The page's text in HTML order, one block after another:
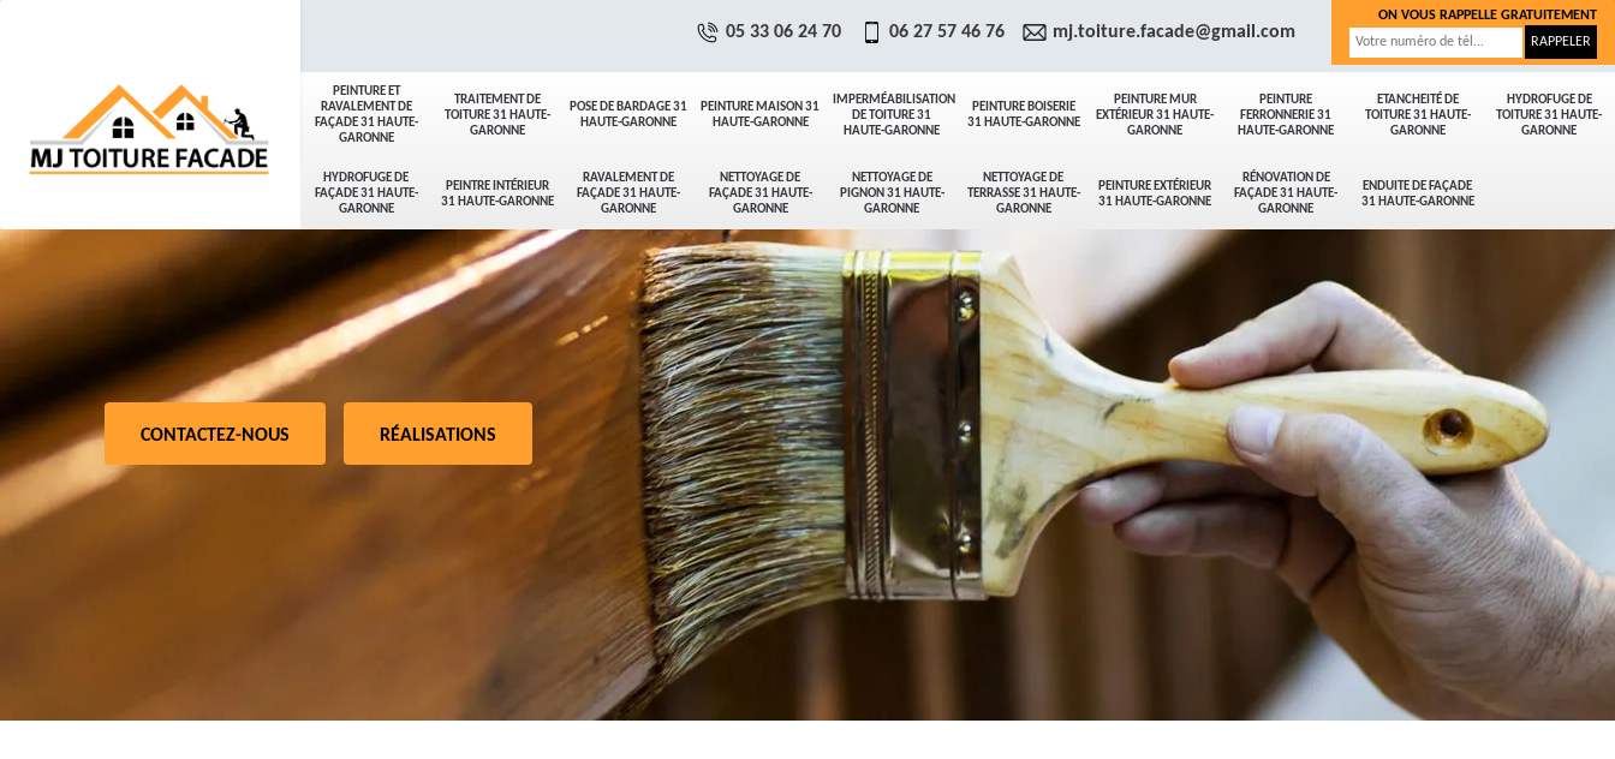
PEINTURE ET
RAVALEMENT DE
FAÇADE 31 HAUTE-
GARONNE
TRAITEMENT DE
TOITURE 31 HAUTE-
GARONNE
POSE DE BARDAGE 31
HAUTE-GARONNE
PEINTURE MAISON 31
HAUTE-GARONNE
IMPERMÉABILISATION
DE TOITURE 31
HAUTE-GARONNE
PEINTURE BOISERIE
31 HAUTE-GARONNE
PEINTURE MUR
EXTÉRIEUR 31 HAUTE-
GARONNE
PEINTURE
FERRONNERIE 31
HAUTE-GARONNE
ETANCHEITÉ DE
TOITURE 31 HAUTE-
GARONNE
HYDROFUGE DE
TOITURE 31 HAUTE-
GARONNE
HYDROFUGE DE
FAÇADE 31 HAUTE-
GARONNE
PEINTRE INTÉRIEUR
31 HAUTE-GARONNE
RAVALEMENT DE
FAÇADE 31 HAUTE-
GARONNE
NETTOYAGE DE
FAÇADE 31 HAUTE-
GARONNE
NETTOYAGE DE
PIGNON 31 HAUTE-
GARONNE
NETTOYAGE DE
TERRASSE 31 HAUTE-
GARONNE
PEINTURE EXTÉRIEUR
31 HAUTE-GARONNE
RÉNOVATION DE
FAÇADE 31 HAUTE-
GARONNE
ENDUITE DE FAÇADE
31 HAUTE-GARONNE
05 33 06 24 70 06 27 57 46 76 mj.toiture.facade@gmail.com
ON VOUS RAPPELLE GRATUITEMENT
CONTACTEZ-NOUS RÉALISATIONS